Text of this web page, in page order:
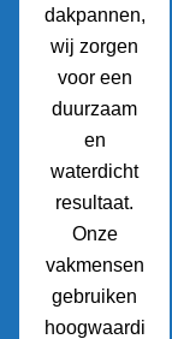
dakpannen,
wij zorgen
voor een
duurzaam
en
waterdicht
resultaat.
Onze
vakmensen
gebruiken
hoogwaardi